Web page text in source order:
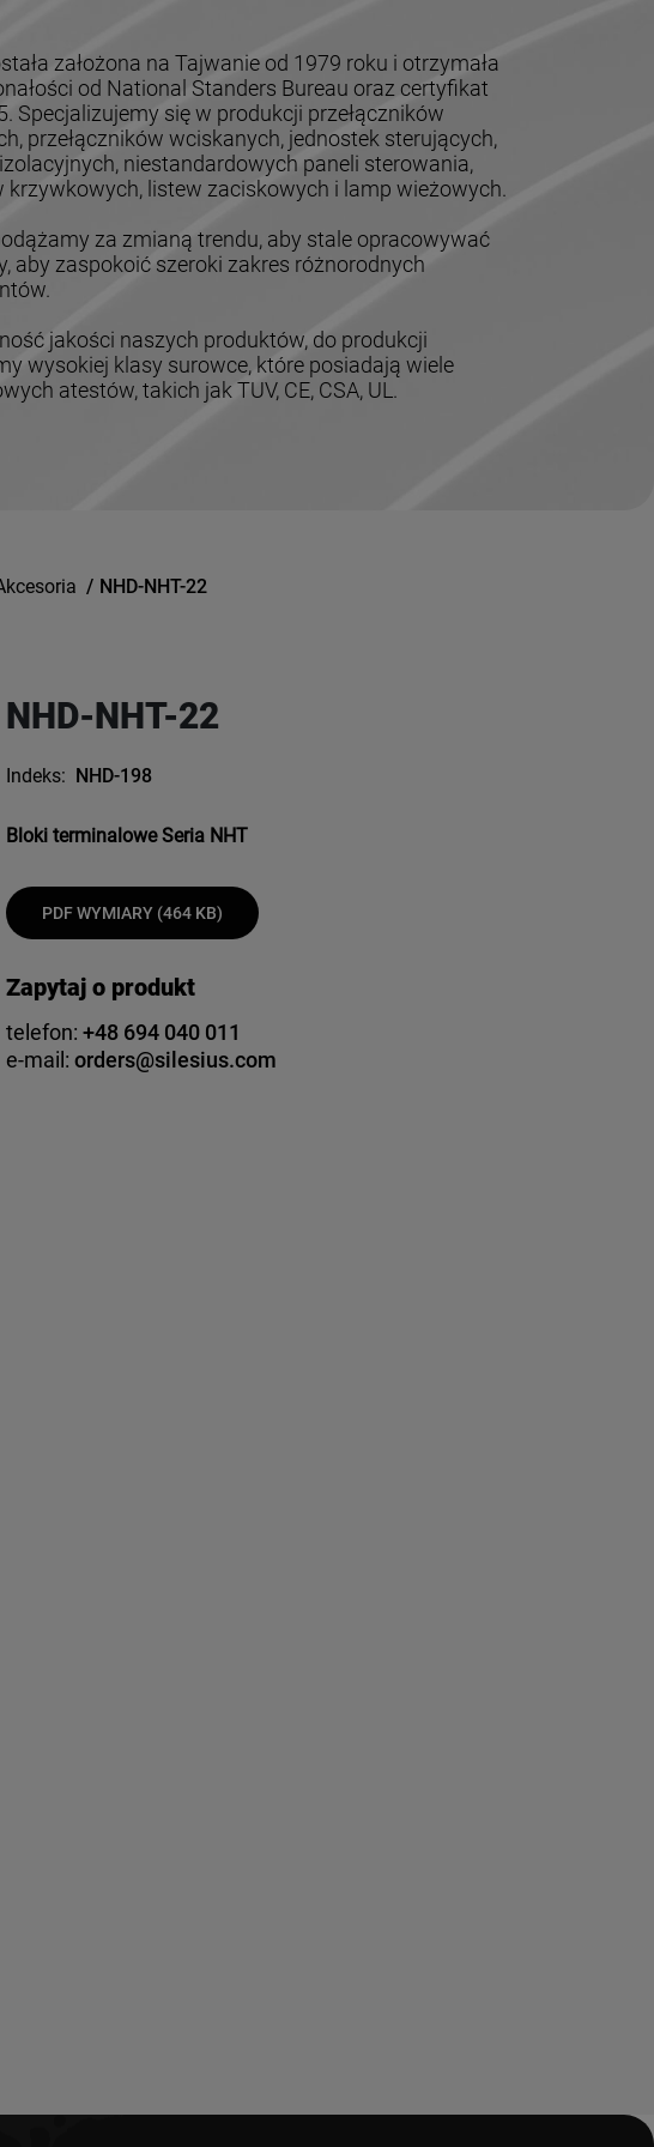
założona na Tajwanie od 1979 roku i otrzymała
od National Standers Bureau oraz certyfikat
Specjalizujemy się w produkcji przełączników
przełączników wciskanych, jednostek sterujących,
niestandardowych paneli sterowania,
krzywkowych, listew zaciskowych i lamp wieżowych.
za zmianą trendu, aby stale opracowywać
aby zaspokoić szeroki zakres różnorodnych
jakości naszych produktów, do produkcji
wysokiej klasy surowce, które posiadają wiele
atestów, takich jak TUV, CE, CSA, UL.
/ NHD-NHT-22
NHD-NHT-22
Indeks: NHD-198
Bloki terminalowe Seria NHT
PDF WYMIARY (464 KB)
Zapytaj o produkt
telefon:+48 694 040 011
e-mail:orders@silesius.com